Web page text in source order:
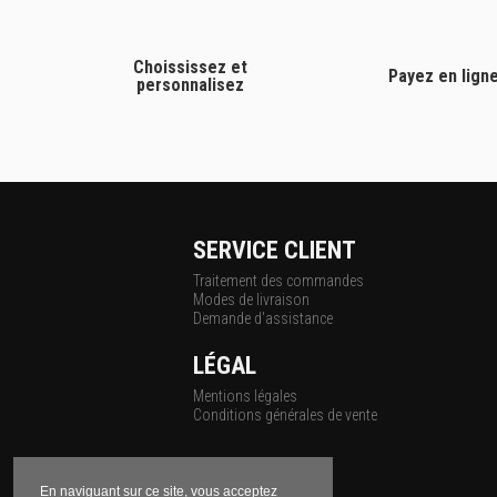
En naviguant sur ce site, vous acceptez
Choississez et
personnalisez
Payez en
SERVICE CLIENT
Traitement des commandes
Modes de livraison
Demande d'assistance
LÉGAL
Mentions légales
Conditions générales de vente